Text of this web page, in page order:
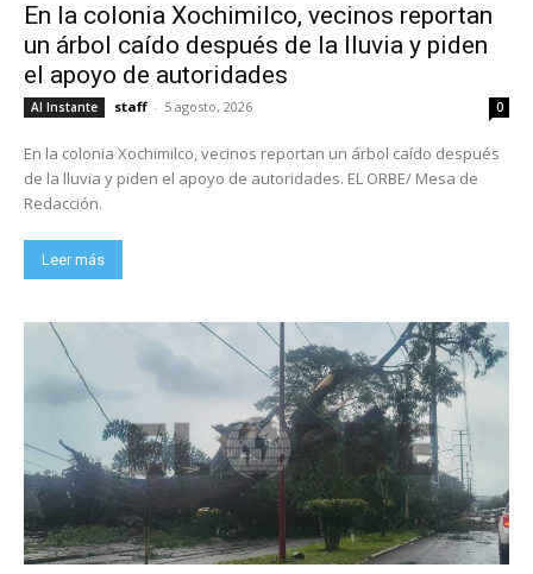
En la colonia Xochimilco, vecinos reportan
un árbol caído después de la lluvia y piden
el apoyo de autoridades
Al Instante staff - 5 agosto, 2026 0
En la colonia Xochimilco, vecinos reportan un árbol caído después
de la lluvia y piden el apoyo de autoridades. EL ORBE/ Mesa de
Redacción.
Leer más